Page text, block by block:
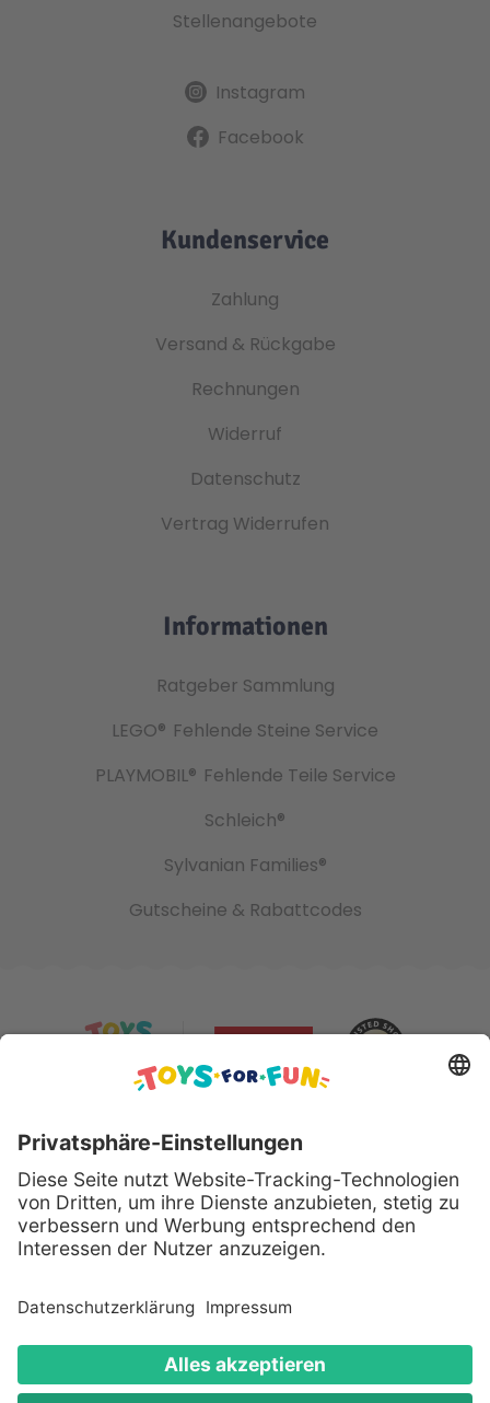
Stellenangebote
Instagram
Facebook
Kundenservice
Zahlung
Versand & Rückgabe
Rechnungen
Widerruf
Datenschutz
Vertrag Widerrufen
Informationen
Ratgeber Sammlung
LEGO® Fehlende Steine Service
PLAYMOBIL® Fehlende Teile Service
Schleich®
Sylvanian Families®
Gutscheine & Rabattcodes
Sicher bezahlen mit:
Alle genannten Produkte und Logos sind eingetragene
Warenzeichen der jeweiligen Hersteller.
Copyright © 2008 - 2026 Toys for Fun GmbH - Alle